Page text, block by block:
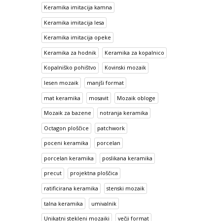
Keramika imitacija kamna
Keramika imitacija lesa
Keramika imitacija opeke
Keramika za hodnik Keramika za kopalnico
Kopalniško pohištvo Kovinski mozaik
lesen mozaik manjši format
mat keramika mosavit Mozaik obloge
Mozaik za bazene notranja keramika
Octagon ploščice patchwork
poceni keramika porcelan
porcelan keramika poslikana keramika
precut projektna ploščica
ratificirana keramika stenski mozaik
talna keramika umivalnik
Unikatni stekleni mozaiki večji format